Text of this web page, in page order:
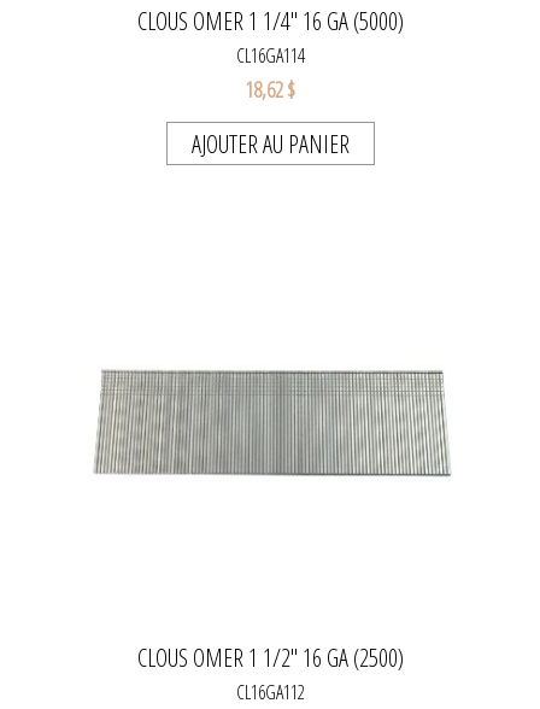
CLOUS OMER 1 1/4" 16 GA (5000)
CL16GA114
18,62 $
AJOUTER AU PANIER
CLOUS OMER 1 1/2" 16 GA (2500)
CL16GA112